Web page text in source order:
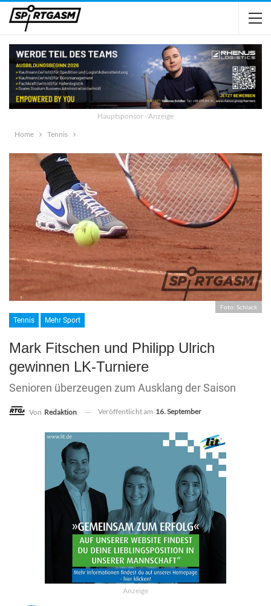
Hauptsponsor - Anzeige
Home
Tennis
Foto: Schlack
Tennis Mehr Sport
Mark Fitschen und Philipp Ulrich
gewinnen LK-Turniere
Senioren überzeugen zum Ausklang der Saison
Von Redaktion Veröffentlicht am 16. September
Anzeige